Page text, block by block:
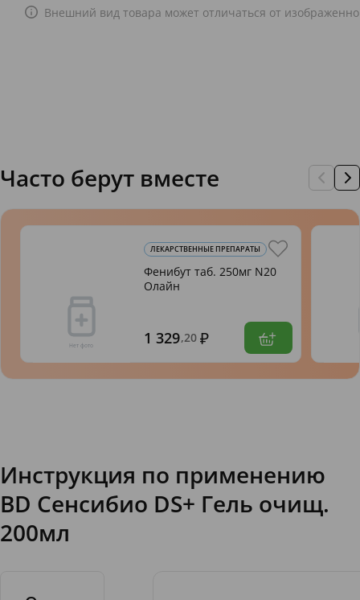
Внешний вид товара может отличаться от
Часто берут вместе
ЛЕКАРСТВЕННЫЕ ПРЕПАРАТЫ
Фенибут таб. 250мг N20
Олайн
1 329,20
Инструкция по применению
BD Сенсибио DS+ Гель очищ.
200мл